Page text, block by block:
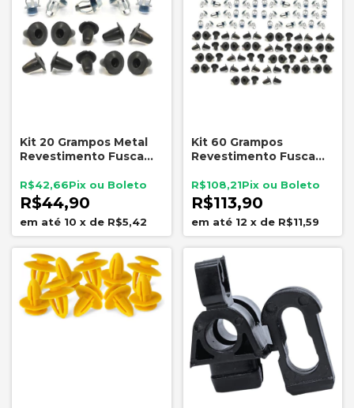
Kit 20 Grampos Metal
Revestimento Fusca
Borracha
R$44,90
R$42,66
10 x de R$5,42
Kit 60 Grampos
Revestimento Fusca
Borracha
R$113,90
R$108,21
12 x de R$11,59